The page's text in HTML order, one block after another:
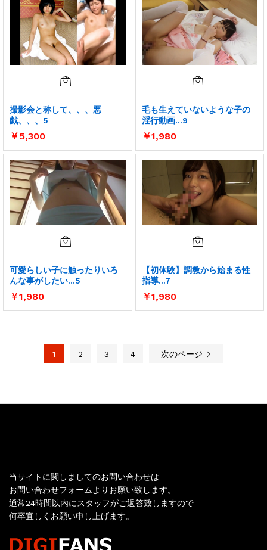
撮影会と称して、、、悪
戯、、、5
￥5,300
毛も生えていないような子の
淫行動画…9
￥1,980
可愛らしい子に触ったりいろ
んな事がしたい…5
￥1,980
【初体験】調教から始まる性
指導…7
￥1,980
1 2 3 4 次のページ
当サイトに関しましてのお問い合わせは
お問い合わせフォームよりお願い致します。
通常24時間以内にスタッフがご返答致しますので
何卒宜しくお願い申し上げます。